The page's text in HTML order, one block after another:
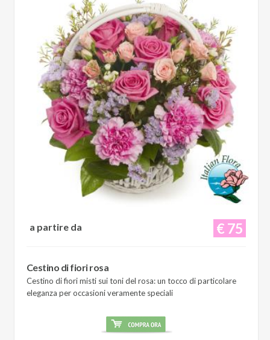
€ 75
a partire da
Cestino di fiori rosa
Cestino di fiori misti sui toni del rosa: un tocco di particolare
eleganza per occasioni veramente speciali